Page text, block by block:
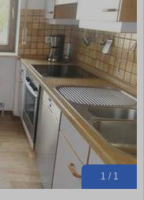
1 / 1